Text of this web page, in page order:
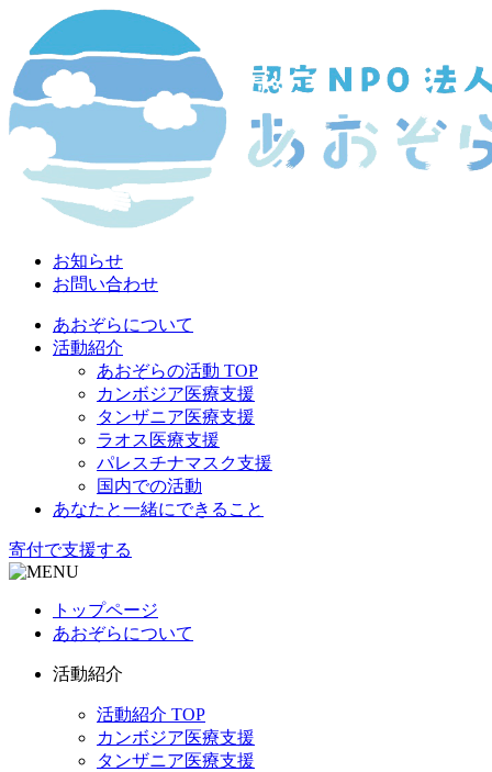
お知らせ
お問い合わせ
あおぞらについて
活動紹介
あおぞらの活動 TOP
カンボジア医療支援
タンザニア医療支援
ラオス医療支援
パレスチナマスク支援
国内での活動
あなたと一緒にできること
寄付で支援する
トップページ
あおぞらについて
活動紹介
活動紹介 TOP
カンボジア医療支援
タンザニア医療支援